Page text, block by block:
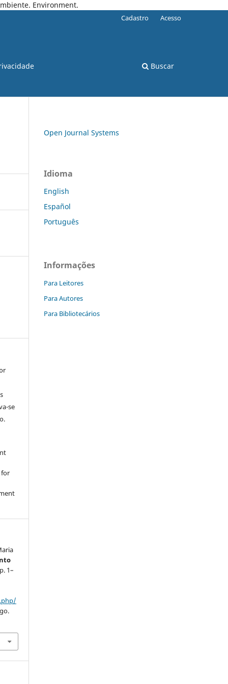
Environment.
Buscar
Cadastro Acesso
se
for
1–
Open Journal Systems
Idioma
English
Español
Português
Informações
Para Leitores
Para Autores
Para Bibliotecários